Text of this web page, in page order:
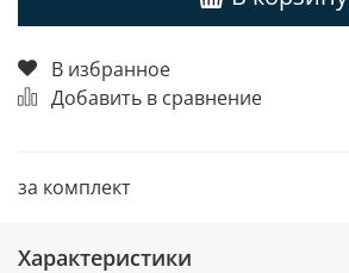
В избранное
Добавить в сравнение
за комплект
Характеристики